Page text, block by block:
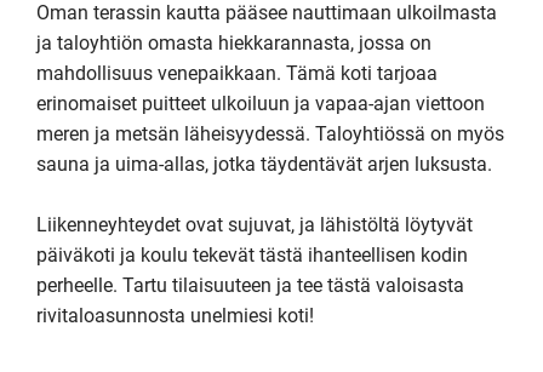
Oman terassin kautta pääsee nauttimaan ulkoilmasta
ja taloyhtiön omasta hiekkarannasta, jossa on
mahdollisuus venepaikkaan. Tämä koti tarjoaa
erinomaiset puitteet ulkoiluun ja vapaa-ajan viettoon
meren ja metsän läheisyydessä. Taloyhtiössä on myös
sauna ja uima-allas, jotka täydentävät arjen luksusta.
Liikenneyhteydet ovat sujuvat, ja lähistöltä löytyvät
päiväkoti ja koulu tekevät tästä ihanteellisen kodin
perheelle. Tartu tilaisuuteen ja tee tästä valoisasta
rivitaloasunnosta unelmiesi koti!